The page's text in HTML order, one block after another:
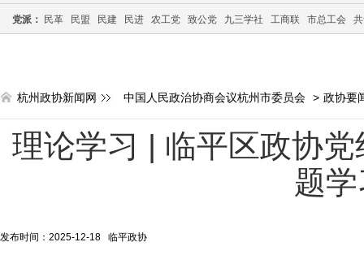
党派： 民革 民盟 民建 民进 农工党 致公党 九三学社 工商联 市总工会
杭州政协新闻网 中国人民政治协商会议杭州市委员会 > 政协要
理论学习 | 临平区政协
题
发布时间：2025-12-18 临平政协